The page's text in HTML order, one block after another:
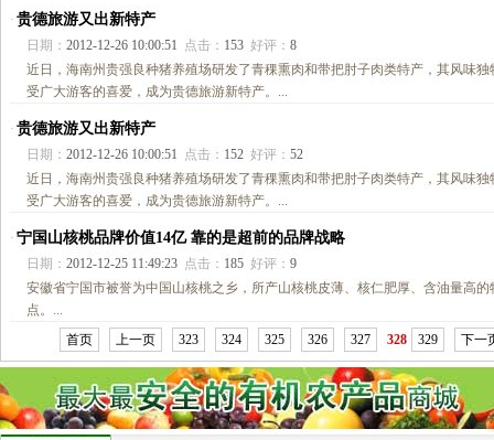
· 贵德旅游又出新特产
日期： 2012-12-26 10:00:51 点击： 153 好评： 8
近日，海南州贵强良种猪养殖场研发了青稞熏肉和带把肘子肉类特产，其风味独
受广大游客的喜爱，成为贵德旅游新特产。...
· 贵德旅游又出新特产
日期： 2012-12-26 10:00:51 点击： 152 好评： 52
近日，海南州贵强良种猪养殖场研发了青稞熏肉和带把肘子肉类特产，其风味独
受广大游客的喜爱，成为贵德旅游新特产。...
· 宁国山核桃品牌价值14亿 靠的是超前的品牌战略
日期： 2012-12-25 11:49:23 点击： 185 好评： 9
安徽省宁国市被誉为中国山核桃之乡，所产山核桃皮薄、核仁肥厚、含油量高的
点。...
首页
上一页 323 324 325 326 327 328 329 下一